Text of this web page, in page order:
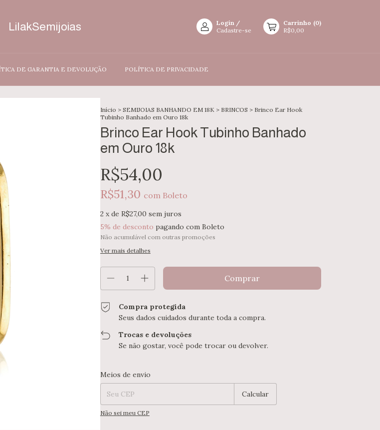
LilakSemijoias Login /
Cadastre-se
Carrinho (0)
R$0,00
DE GARANTIA E DEVOLUÇÃO POLÍTICA DE PRIVACIDADE
Início > SEMIJOIAS BANHANDO EM 18K > BRINCOS > Brinco Ear Hook
Tubinho Banhado em Ouro 18k
Brinco Ear Hook Tubinho Banhado
em Ouro 18k
R$54,00
R$51,30 com Boleto
2 x de R$27,00 sem juros
5% de desconto pagando com Boleto
Não acumulável com outras promoções
Ver mais detalhes
Compra protegida
Seus dados cuidados durante toda a compra.
Trocas e devoluções
Se não gostar, você pode trocar ou devolver.
Entregas para o CEP:
Meios de envio
Calcular
Não sei meu CEP